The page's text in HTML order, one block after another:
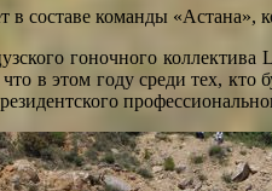
в составе команды
гоночного
в этом году среди тех, кто